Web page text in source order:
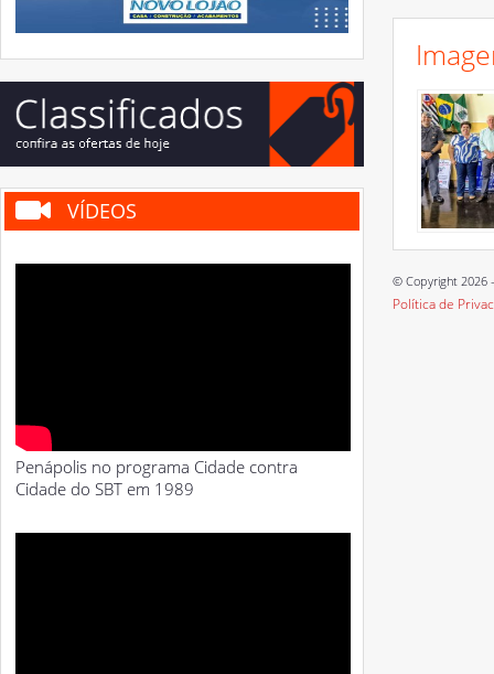
VÍDEOS
Penápolis no programa Cidade contra
Cidade do SBT em 1989
© Copyright 2026
Política de